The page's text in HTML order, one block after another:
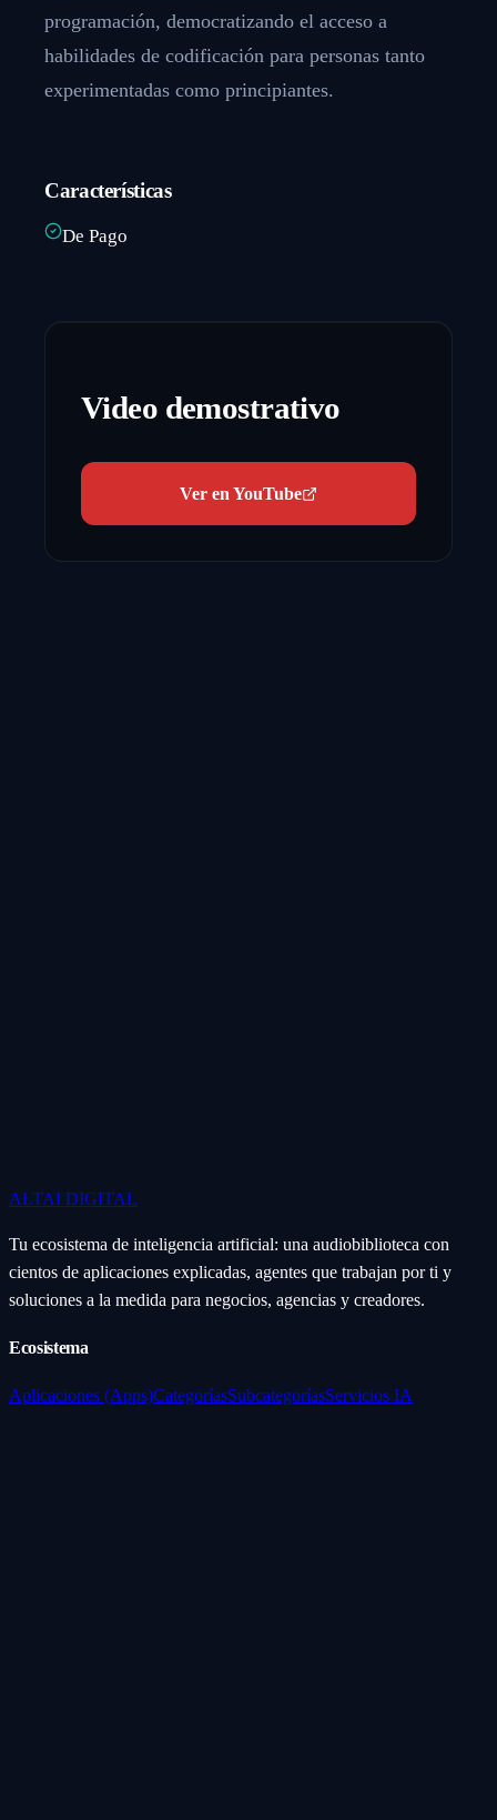
programación, democratizando el acceso a
habilidades de codificación para personas tanto
experimentadas como principiantes.
Características
De Pago
Video demostrativo
Ver en YouTube
ALTAI DIGITAL
Tu ecosistema de inteligencia artificial: una audiobiblioteca con
cientos de aplicaciones explicadas, agentes que trabajan por ti y
soluciones a la medida para negocios, agencias y creadores.
Ecosistema
Aplicaciones (Apps)CategoríasSubcategoríasServicios IA